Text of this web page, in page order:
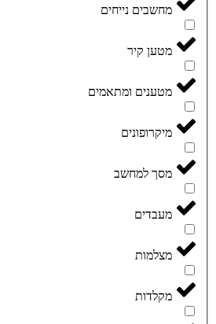
מחשבים נייחים
מטען קיר
מטענים ומתאמים
מיקרופונים
מסך למחשב
מעבדים
מצלמות
מקלדות